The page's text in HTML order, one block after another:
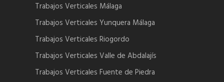
Trabajos Verticales Málaga
Trabajos Verticales Yunquera Málaga
Trabajos Verticales Riogordo
Trabajos Verticales Valle de Abdalajís
Trabajos Verticales Fuente de Piedra